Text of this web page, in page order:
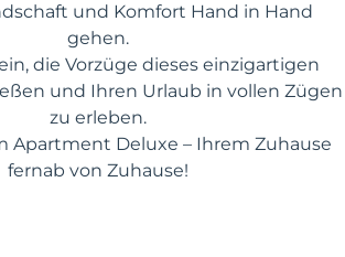
und Komfort Hand in Hand
gehen.
die Vorzüge dieses einzigartigen
und Ihren Urlaub in vollen Zügen
zu erleben.
Apartment Deluxe – Ihrem Zuhause
fernab von Zuhause!